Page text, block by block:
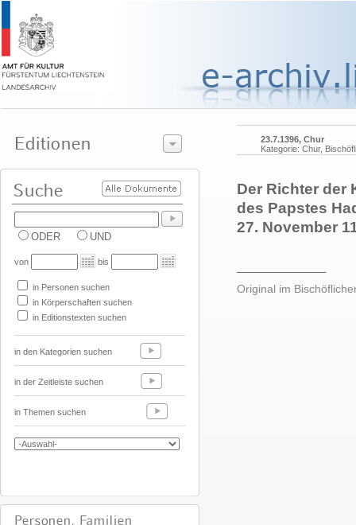
ODER UND
von bis
in Personen suchen
in Körperschaften suchen
in Editionstexten suchen
in den Kategorien suchen
in der Zeitleiste suchen
in Themen suchen
23.7.1396, Chur
Kategorie: Chur,
Der Richter der
des Papstes
27. November
Original im